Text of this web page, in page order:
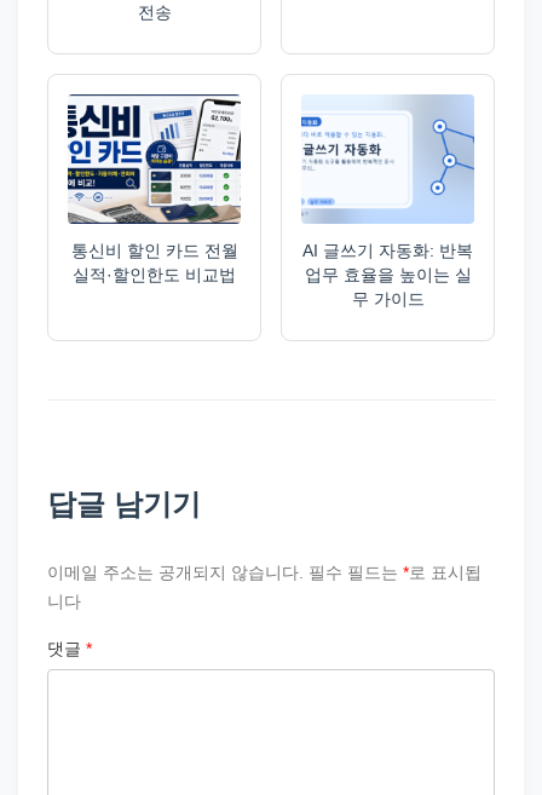
전송
통신비 할인 카드 전월
실적·할인한도 비교법
AI 글쓰기 자동화: 반복
업무 효율을 높이는 실
무 가이드
답글 남기기
이메일 주소는 공개되지 않습니다. 필수 필드는 *로 표시됩
니다
댓글 *